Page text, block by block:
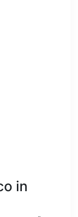
in